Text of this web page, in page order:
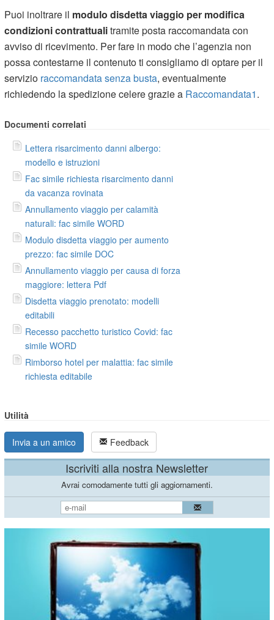
Puoi inoltrare il modulo disdetta viaggio per modifica
condizioni contrattualitramite posta raccomandata con
avviso di ricevimento. Per fare in modo che l’agenzia non
possa contestarne il contenuto ti consigliamo di optare per il
servizio raccomandata senza busta, eventualmente
richiedendo la spedizione celere grazie a Raccomandata1.
Documenti correlati
Lettera risarcimento danni albergo:
modello e istruzioni
Fac simile richiesta risarcimento danni
da vacanza rovinata
Annullamento viaggio per calamità
naturali: fac simile WORD
Modulo disdetta viaggio per aumento
prezzo: fac simile DOC
Annullamento viaggio per causa di forza
maggiore: lettera Pdf
Disdetta viaggio prenotato: modelli
editabili
Recesso pacchetto turistico Covid: fac
simile WORD
Rimborso hotel per malattia: fac simile
richiesta editabile
Utilità
Invia a un amico Feedback
Iscriviti alla nostra Newsletter
Avrai comodamente tutti gli aggiornamenti.